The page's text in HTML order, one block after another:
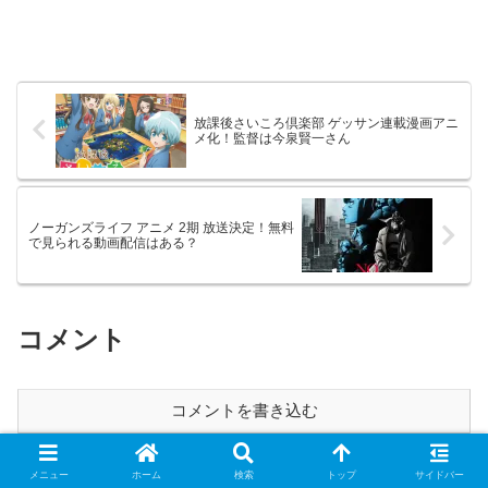
放課後さいころ倶楽部 ゲッサン連載漫画アニ
メ化！監督は今泉賢一さん
ノーガンズライフ アニメ 2期 放送決定！無料
で見られる動画配信はある？
コメント
コメントを書き込む
This site uses Akismet to reduce spam. Learn how your
メニュー ホーム 検索 トップ サイドバー